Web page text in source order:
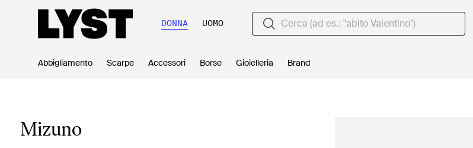
DONNA UOMO
Abbigliamento Scarpe Accessori Borse Gioielleria Brand
Mizuno